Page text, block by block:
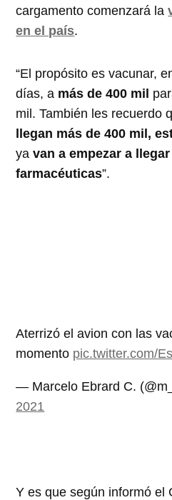
cargamento comenzará la
en el país.
“El propósito es vacunar,
días, a más de 400 mil
mil. También les recuerdo
llegan más de 400 mil,
yavan a empezar a
farmacéuticas”.
Aterrizó el avion con las
momento pic.twitter.com/
— Marcelo Ebrard C.
2021
Y es que según informó el